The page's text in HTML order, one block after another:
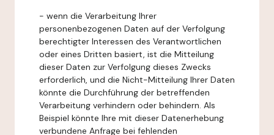
- wenn die Verarbeitung Ihrer
personenbezogenen Daten auf der Verfolgung
berechtigter Interessen des Verantwortlichen
oder eines Dritten basiert, ist die Mitteilung
dieser Daten zur Verfolgung dieses Zwecks
erforderlich, und die Nicht-Mitteilung Ihrer Daten
könnte die Durchführung der betreffenden
Verarbeitung verhindern oder behindern. Als
Beispiel könnte Ihre mit dieser Datenerhebung
verbundene Anfrage bei fehlenden